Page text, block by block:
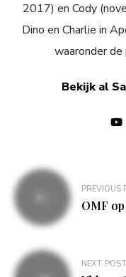
2017) en Cody
Dino en Charlie in
waaronder
Bekijk al
Bericht
navigatie
PREVIOUS
OMF
NEXT POST